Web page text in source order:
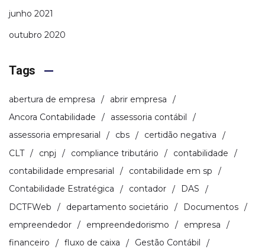
junho 2021
outubro 2020
Tags
abertura de empresa
abrir empresa
Ancora Contabilidade
assessoria contábil
assessoria empresarial
cbs
certidão negativa
CLT
cnpj compliance tributário
contabilidade
contabilidade empresarial
contabilidade em sp
Contabilidade Estratégica
contador
DAS
DCTFWeb
departamento societário
Documentos
empreendedor
empreendedorismo
empresa
financeiro
fluxo de caixa
Gestão Contábil